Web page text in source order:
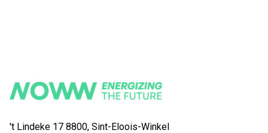
't Lindeke 17 8800, Sint-Eloois-Winkel